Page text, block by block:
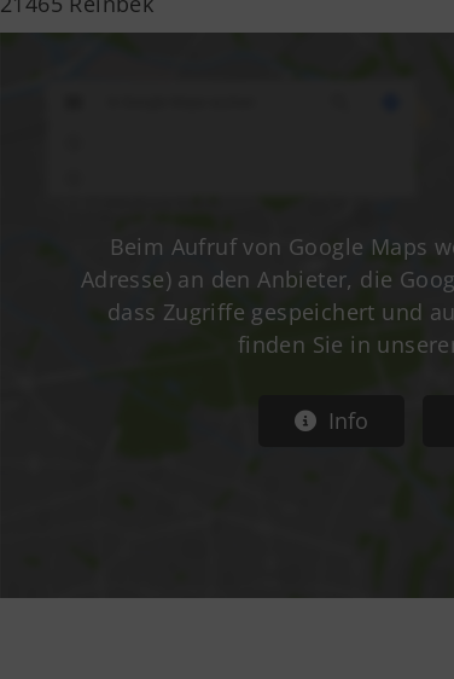
Beim Aufruf von Google Maps
Adresse) an den Anbieter, die
dass Zugriffe gespeichert und
finden Sie in
Info
Mitglied werden